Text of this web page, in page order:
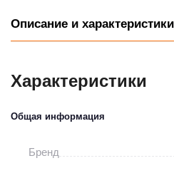
Описание и характеристики
Характеристики
Общая информация
Бренд